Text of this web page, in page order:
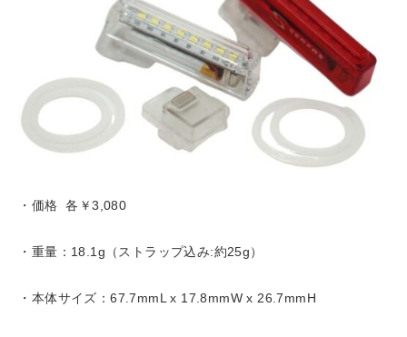
・価格 各￥3,080
・重量：18.1g（ストラップ込み:約25g）
・本体サイズ：67.7mmL x 17.8mmW x 26.7mmH